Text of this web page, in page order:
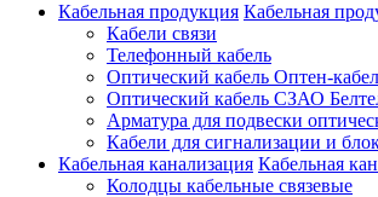
Кабельная продукция Кабельная
Кабели связи
Телефонный кабель
Оптический кабель Оптен-
Оптический кабель СЗАО
Арматура для подвески
Кабели для сигнализации и
Кабельная канализация Кабельная
Колодцы кабельные связевые